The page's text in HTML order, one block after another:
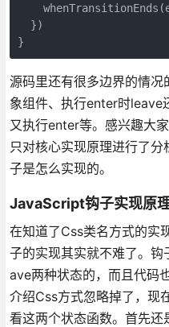
  })
源码里还有很多边界的情
象组件、执行enter时leave
又执行enter等。感兴趣大
只对核心实现原理进行了
子是怎么实现的。
JavaScript钩子实现原
在知道了Css类名方式的实
子的实现其实就不难了。
ave两种状态的，而且代码
介绍Css方式忽略掉了，现
看这两个状态函数。首先还